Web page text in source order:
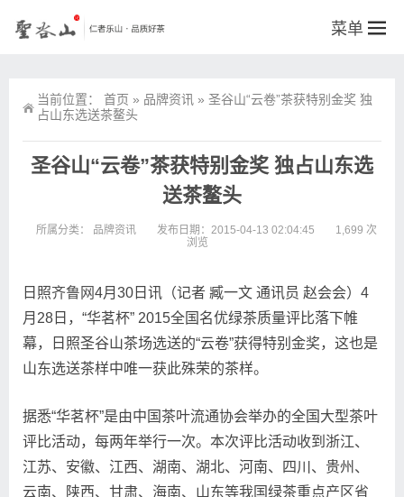
菜单
当前位置： 首页 » 品牌资讯 » 圣谷山“云卷”茶获特别金奖 独
占山东选送茶鳌头
圣谷山“云卷”茶获特别金奖 独占山东选
送茶鳌头
所属分类： 品牌资讯 发布日期：2015-04-13 02:04:45
1,699 次
浏览
日照齐鲁网4月30日讯（记者 臧一文 通讯员 赵会会）4
月28日，“华茗杯” 2015全国名优绿茶质量评比落下帷
幕，日照圣谷山茶场选送的“云卷”获得特别金奖，这也是
山东选送茶样中唯一获此殊荣的茶样。
据悉“华茗杯”是由中国茶叶流通协会举办的全国大型茶叶
评比活动，每两年举行一次。本次评比活动收到浙江、
江苏、安徽、江西、湖南、湖北、河南、四川、贵州、
云南、陕西、甘肃、海南、山东等我国绿茶重点产区省